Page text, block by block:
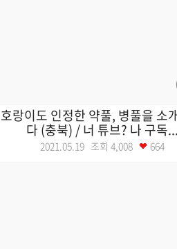
호랑이도 인정한 약풀, 병풀을 소
다 (충북) / 너 튜브? 나 구독
2021.05.19 조회 4,008 664